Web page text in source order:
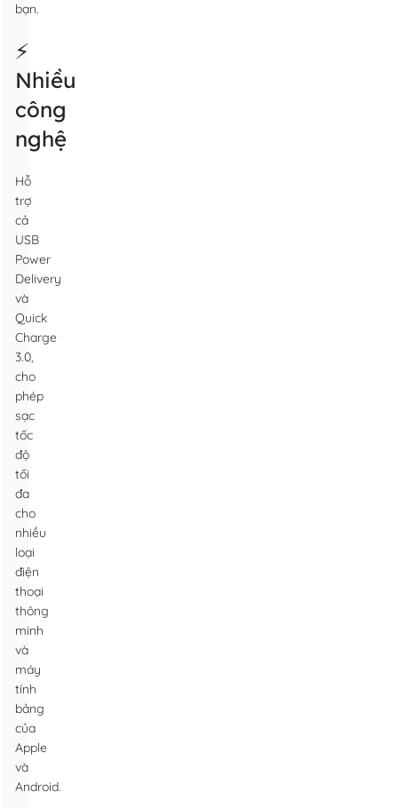
bạn.
⚡️
Nhiều
công
nghệ
Hỗ
trợ
cả
USB
Power
Delivery
và
Quick
Charge
3.0,
cho
phép
sạc
tốc
độ
tối
đa
cho
nhiều
loại
điện
thoại
thông
minh
và
máy
tính
bảng
của
Apple
và
Android.